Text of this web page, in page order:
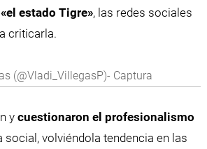
«el estado Tigre», las redes sociales
criticarla.
(@Vladi_VillegasP)- Captura
ycuestionaron el profesionalismo
social, volviéndola tendencia en las